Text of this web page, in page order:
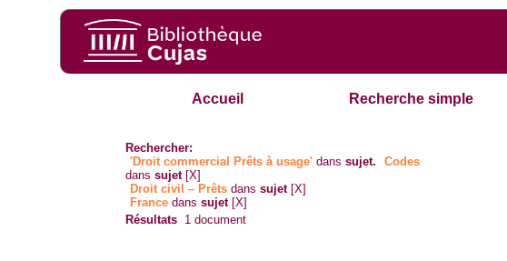
Accueil Recherche simple
Rechercher:
'Droit commercial Prêts à usage' danssujet.
Codes
danssujet [X]
Droit civil – Prêts danssujet [X]
France danssujet [X]
Résultats 1 document